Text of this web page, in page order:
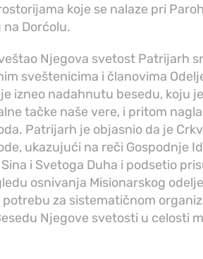
koje se nalaze pri
Dorćolu.
Njegova svetost Patrijarh
sveštenicima i članovima
izneo nadahnutu besedu, koju
tačke naše vere, i pritom
Patrijarh je objasnio da je
ukazujući na reči Gospodnje
i Svetoga Duha i podsetio
osnivanja Misionarskog
za sistematičnom
Njegove svetosti u celosti